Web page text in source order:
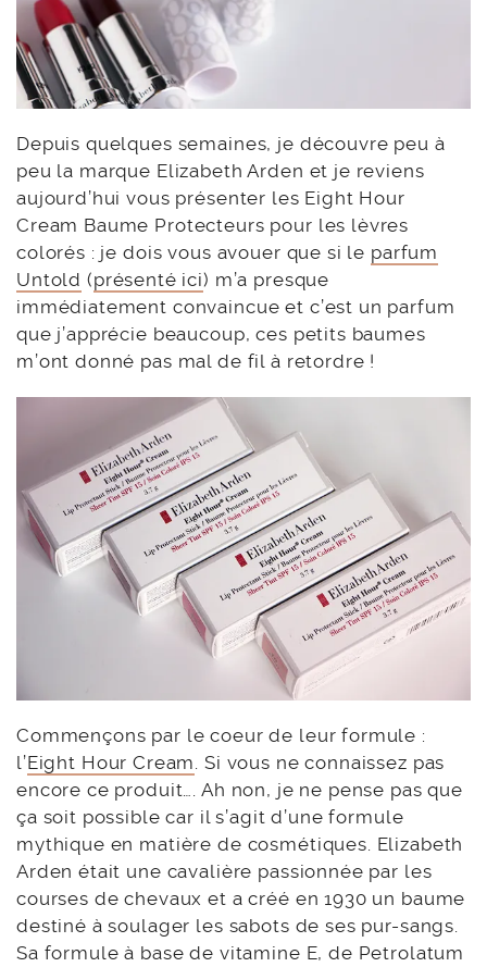
Depuis quelques semaines, je découvre peu à
peu la marque Elizabeth Arden et je reviens
aujourd’hui vous présenter les Eight Hour
Cream Baume Protecteurs pour les lèvres
colorés : je dois vous avouer que si le parfum
Untold (présenté ici) m’a presque
immédiatement convaincue et c’est un parfum
que j’apprécie beaucoup, ces petits baumes
m’ont donné pas mal de fil à retordre !
Commençons par le coeur de leur formule :
l’Eight Hour Cream . Si vous ne connaissez pas
encore ce produit…. Ah non, je ne pense pas que
ça soit possible car il s’agit d’une formule
mythique en matière de cosmétiques. Elizabeth
Arden était une cavalière passionnée par les
courses de chevaux et a créé en 1930 un baume
destiné à soulager les sabots de ses pur-sangs.
Sa formule à base de vitamine E, de Petrolatum